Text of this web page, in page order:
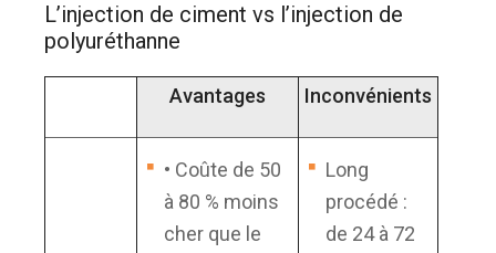
L’injection de ciment vs l’injection de
polyuréthanne
Avantages Inconvénients
• Coûte de 50
à 80 % moins
cher que le
Long
procédé :
de 24 à 72